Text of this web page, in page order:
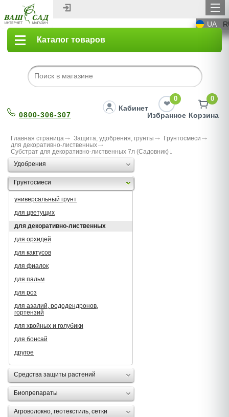
UA
Каталог товаров
0800-306-307
Кабинет
0
Избранное
0
Корзина
Главная страница Защита, удобрения, грунты
Грунтосмеси
для декоративно-лиственных
Субстрат для декоративно-лиственных 7л (Садовник)
Удобрения
Грунтосмеси
универсальный грунт
для цветущих
для декоративно-лиственных
для орхидей
для кактусов
для фиалок
для пальм
для роз
для азалий, рододендронов,
гортензий
для хвойных и голубики
для бонсай
другое
Средства защиты растений
Биопрепараты
Агроволокно, геотекстиль, сетки